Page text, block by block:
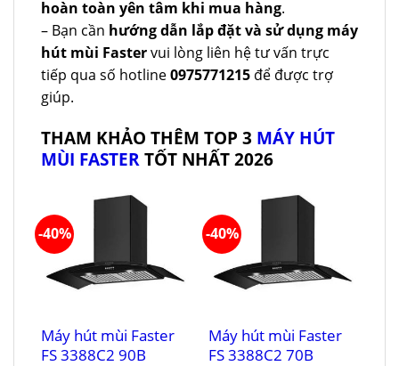
hoàn toàn yên tâm khi mua hàng.
– Bạn cần hướng dẫn lắp đặt và sử dụng máy
hút mùi Fastervui lòng liên hệ tư vấn trực
tiếp qua số hotline0975771215 để được trợ
giúp.
THAM KHẢO THÊM TOP 3 MÁY HÚT
MÙI FASTERTỐT NHẤT 2026
-40%
Máy hút mùi Faster
FS 3388C2 90B
-40%
Máy hút mùi Faster
FS 3388C2 70B